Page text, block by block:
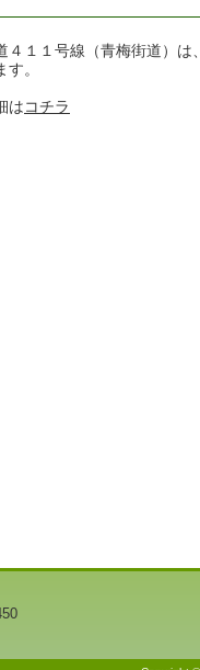
４１１号線（青梅街道）
す。
は コチラ